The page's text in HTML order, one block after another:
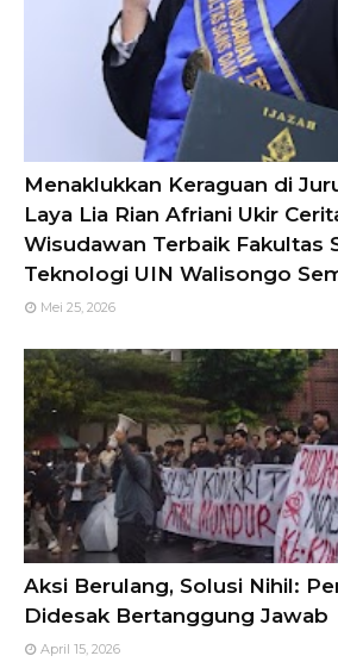
Menaklukkan Keraguan di
Laya Lia Rian Afriani Ukir
Wisudawan Terbaik Fakultas
Teknologi UIN Walisongo
Mei 25, 2026
Aksi Berulang, Solusi Nihil:
Didesak Bertanggung Jawab
April 15, 2026